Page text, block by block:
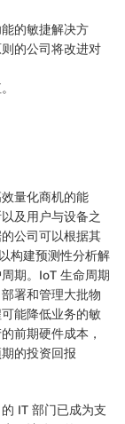
的敏捷解决方
的公司将改进对
量化商机的能
及用户与设备之
公司可以根据其
构建预测性分析解
期。IoT 生命周期
署和管理大批物
能降低业务的敏
前期硬件成本，
的投资回报
IT 部门已成为支